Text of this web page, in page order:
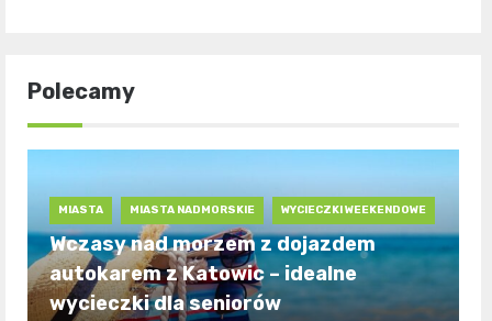
Polecamy
MIASTA MIASTA NADMORSKIE WYCIECZKI WEEKENDOWE
Wczasy nad morzem z dojazdem
autokarem z Katowic – idealne
wycieczki dla seniorów